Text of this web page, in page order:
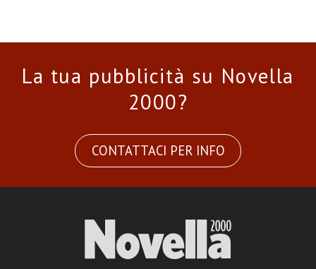
La tua pubblicità su Novella
2000?
CONTATTACI PER INFO